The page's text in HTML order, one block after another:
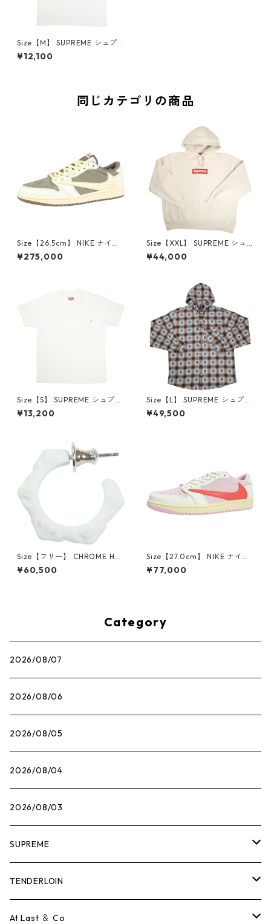
Size【M】 SUPREME シュプ
リーム 23AW Holy War Tee
White Tシャツ 白 【新古品・
¥12,100
同じカテゴリの商品
Size【26.5cm】 NIKE ナイキ
×Travis Scott AIR JORDAN 1
LOW Reverse Mocha DM786
¥275,000
Size【XXL】 SUPREME シュ
プリーム 24AW Box Logo Ho
oded Sweatshirt Stone ボッ
¥44,000
Size【S】 SUPREME シュプリ
ーム S/S Pocket Tee White T
シャツ 白 【新古品・未使用
¥13,200
Size【L】 SUPREME シュプリ
ーム ×Number (N)ine 25FW
Hooded Flannel Shirt Blue
¥49,500
Size【フリー】 CHROME HEA
RTS クロム・ハーツ CH Cross
SINGLE Hoop Earring WHITE
¥60,500
Size【27.0cm】 NIKE ナイキ
×Travis Scott AIR JORDAN 1
LOW OG SP Muslin/Shy Pink
¥77,000
Category
2026/08/07
2026/08/06
2026/08/05
2026/08/04
2026/08/03
SUPREME
Tシャツ
ロンTEE
TENDERLOIN
Tシャツ
At Last ＆ Co